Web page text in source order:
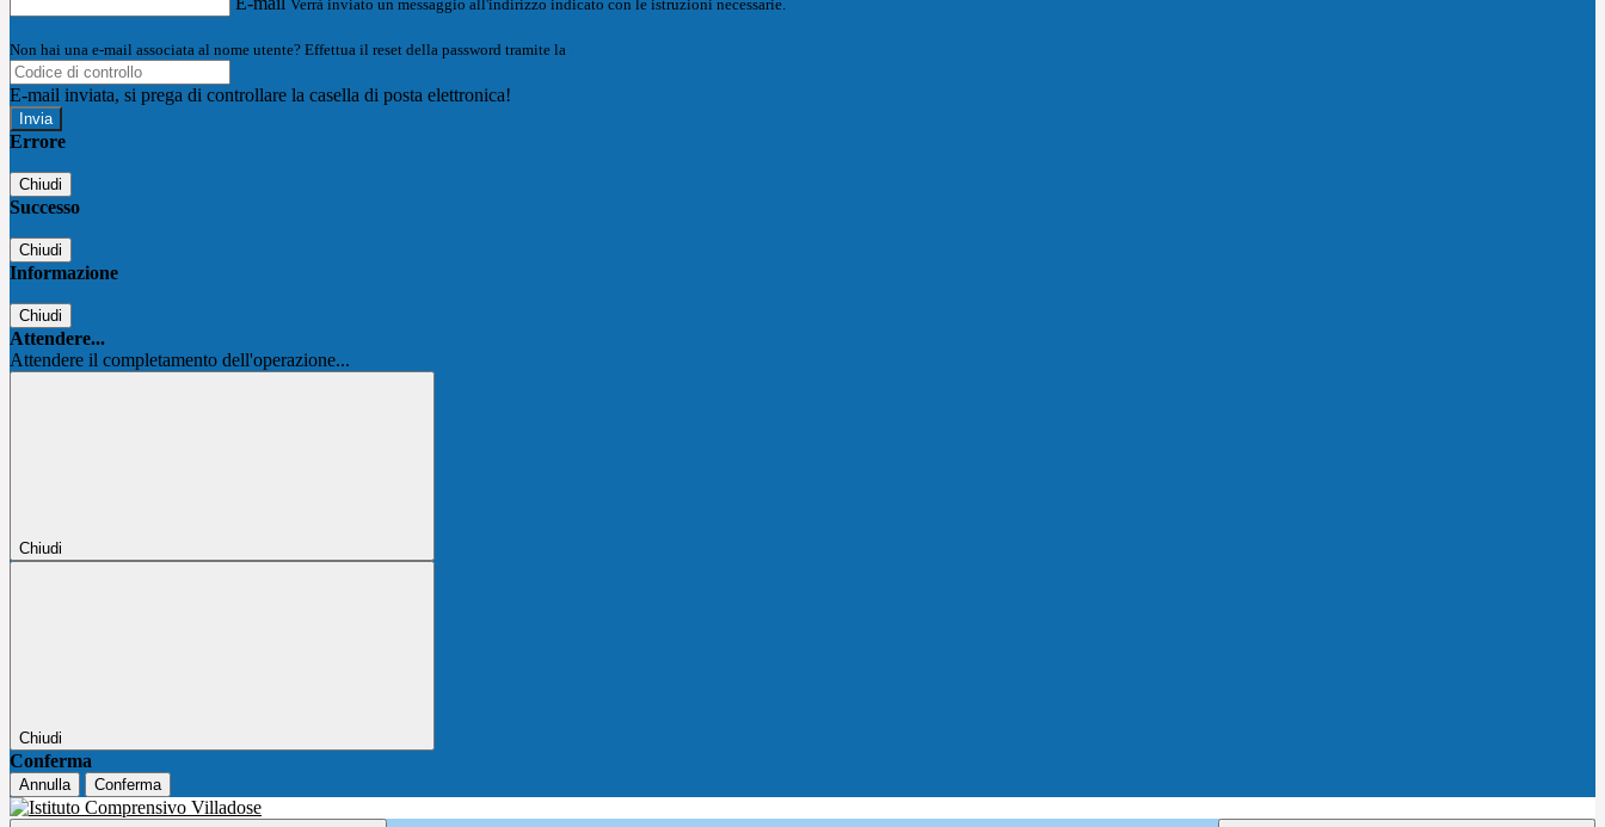
Verrà inviato un messaggio all'indirizzo indicato con le istruzioni necessarie.
Non hai una e-mail associata al nome utente? Effettua il reset della password tramite la
E-mail inviata, si prega di controllare la casella di posta elettronica!
Errore
Chiudi
Successo
Chiudi
Informazione
Chiudi
Attendere...
Attendere il completamento dell'operazione...
Chiudi
Chiudi
Conferma
Annulla Conferma